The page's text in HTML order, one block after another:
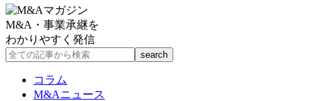
M&A・事業承継を
わかりやすく発信
コラム
M&Aニュース